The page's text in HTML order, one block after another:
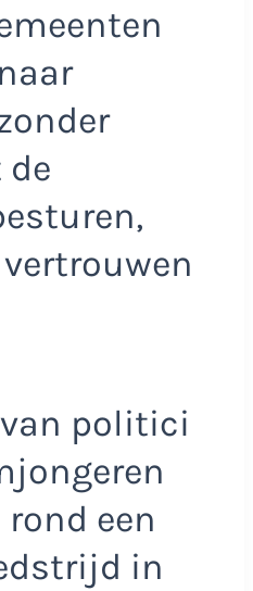
de
politici
een
in